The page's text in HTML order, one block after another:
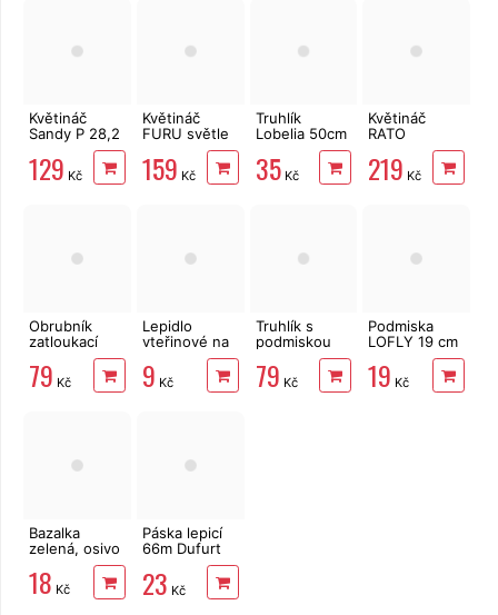
Květináč
Sandy P 28,2
cm antracit
129 Kč
Květináč
FURU světle
šedý 29cm
159 Kč
Truhlík
Lobelia 50cm
antracitový
35Kč
Květináč
RATO
SQUARE s
vložkou
antracit 20
219 Kč
Obrubník
zatloukací
7ks, 1,07m
79 Kč
Lepidlo
vteřinové na
kov, plast,
gumu i dřevo
9 Kč
Truhlík s
podmiskou
RESPANA
EASYCARE
antracit
79 Kč
Podmiska
LOFLY 19 cm
19 Kč
Bazalka
zelená, osivo
18 Kč
Páska lepicí
66m Dufurt
nehlučná
průhledná
23 Kč